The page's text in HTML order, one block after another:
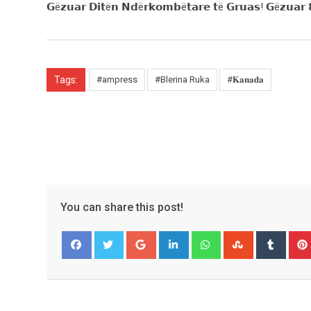
𝗚ë𝘇𝘂𝗮𝗿 𝗗𝗶𝘁ë𝗻 𝗡𝗱ë𝗿𝗸𝗼𝗺𝗯ë𝘁𝗮𝗿𝗲 𝘁ë 𝗚𝗿𝘂𝗮𝘀! 𝗚ë𝘇𝘂𝗮𝗿
Tags: #ampress #Blerina Ruka #𝐊𝐚𝐧𝐚𝐝𝐚
You can share this post!
Google+ LinkedIn WhatsappStumbleUpon
Tumblr